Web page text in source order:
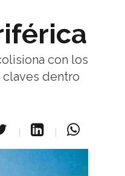
con los
dentro